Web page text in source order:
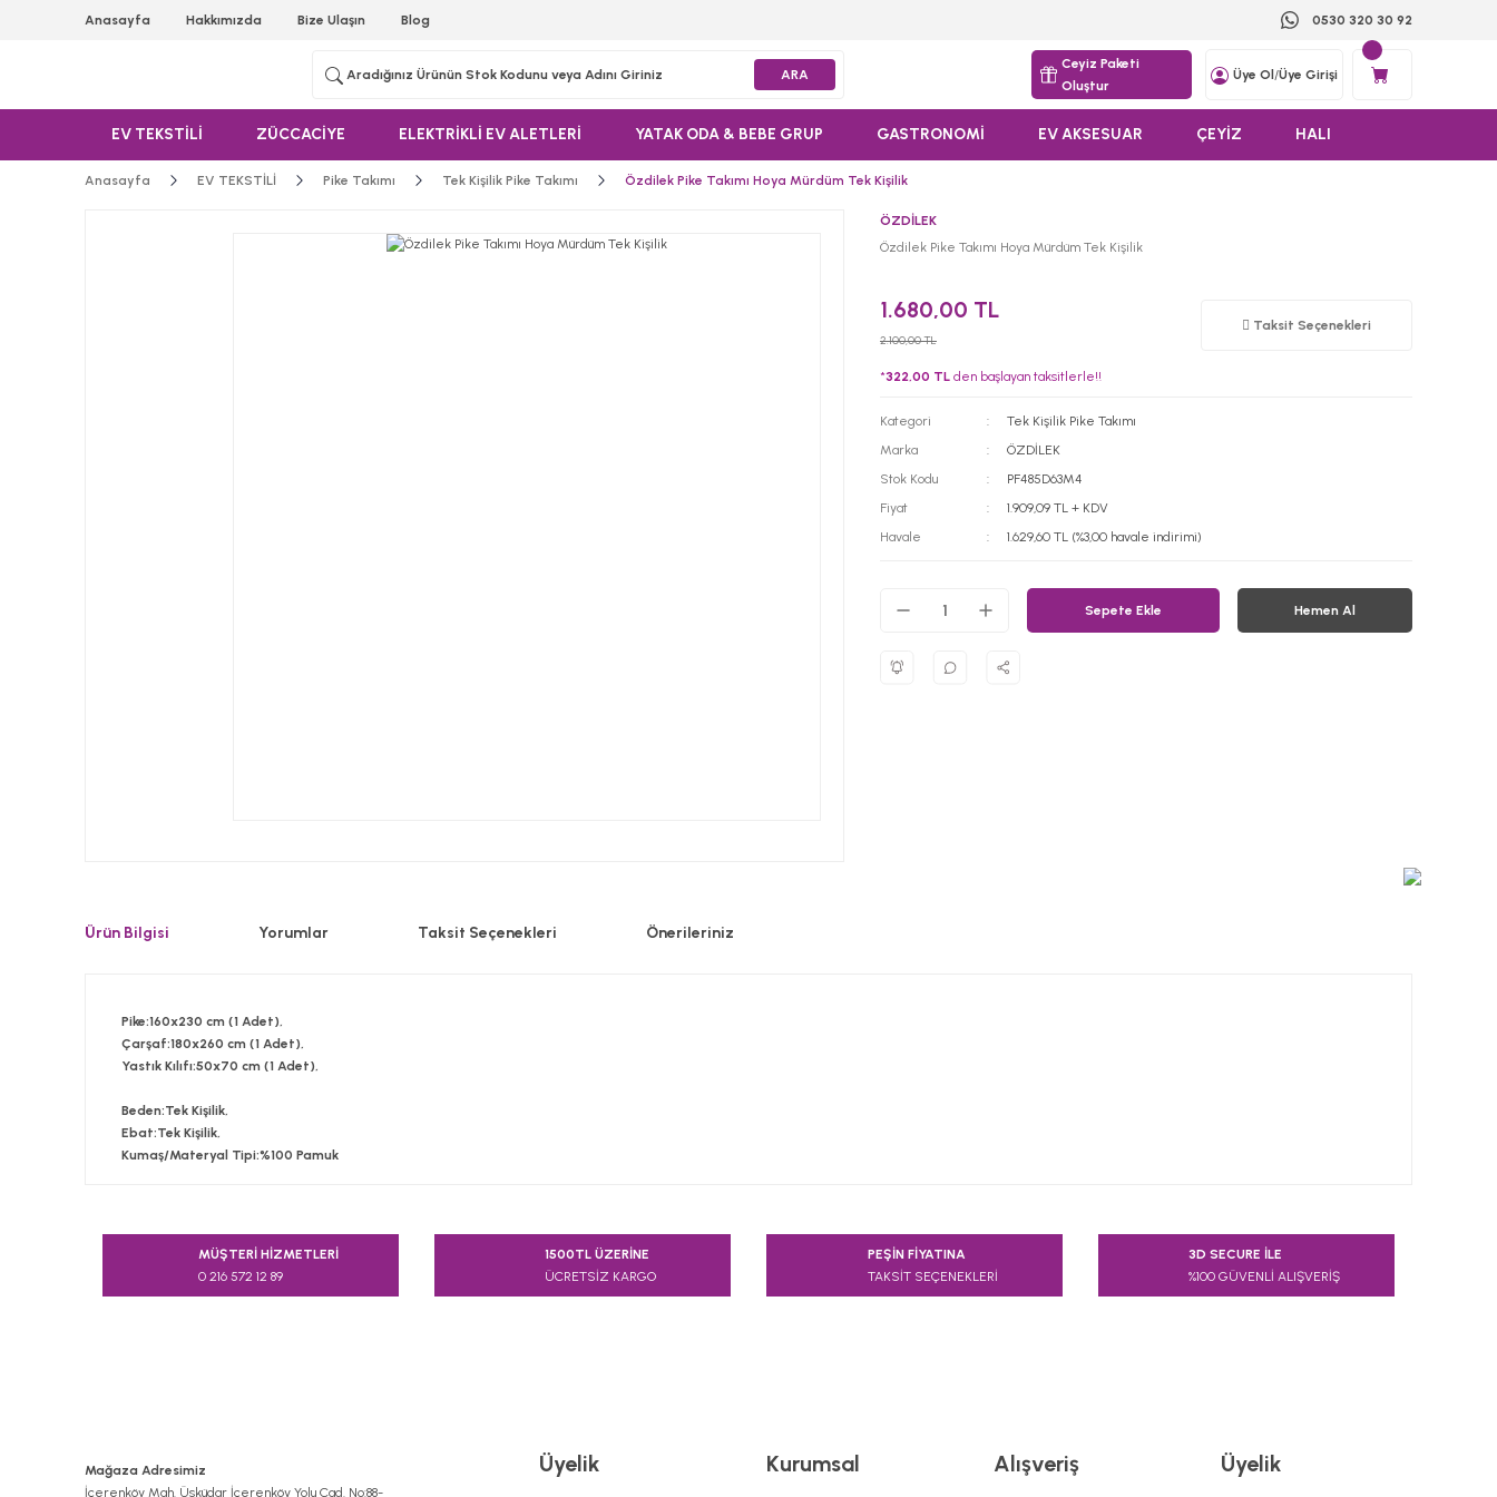
Anasayfa Hakkımızda Bize Ulaşın Blog 0530 320 30 92
ARA
Ceyiz Paketi
Oluştur
Üye Ol /Üye Girişi
EV TEKSTİLİ ZÜCCACİYE ELEKTRİKLİ EV ALETLERİ YATAK ODA & BEBE GRUP GASTRONOMİ EV AKSESUAR ÇEYİZ HALI
Anasayfa EV TEKSTİLİ Pike Takımı Tek Kişilik Pike Takımı Özdilek Pike Takımı Hoya Mürdüm Tek Kişilik
ÖZDİLEK
Özdilek Pike Takımı Hoya Mürdüm Tek Kişilik
1.680,00 TL
2.100,00 TL
Taksit Seçenekleri
*322,00 TL den başlayan taksitlerle!!
Kategori
Tek Kişilik Pike Takımı
Marka
ÖZDİLEK
Stok Kodu
PF485D63M4
Fiyat
1.909,09 TL + KDV
Havale
1.629,60 TL (%3,00 havale indirimi)
Sepete Ekle Hemen Al
Ürün Bilgisi Yorumlar Taksit Seçenekleri Önerileriniz
Pike:160x230 cm (1 Adet),
Çarşaf:180x260 cm (1 Adet),
Yastık Kılıfı:50x70 cm (1 Adet),
Beden:Tek Kişilik,
Ebat:Tek Kişilik,
Kumaş/Materyal Tipi:%100 Pamuk
Bu ürünün fiyat bilgisi, resim, ürün açıklamalarında ve diğer konularda yetersiz gördüğünüz noktaları öneri formunu kullanarak tarafımıza iletebilirsiniz.
Görüş ve önerileriniz için teşekkür ederiz.
MÜŞTERİ HİZMETLERİ
0 216 572 12 89
1500TL ÜZERİNE
ÜCRETSİZ KARGO
PEŞİN FİYATINA
TAKSİT SEÇENEKLERİ
3D SECURE İLE
%100 GÜVENLİ ALIŞVERİŞ
Mağaza Adresimiz
İçerenköy Mah. Üsküdar İçerenköy Yolu Cad. No:88-
Üyelik Kurumsal Alışveriş Üyelik